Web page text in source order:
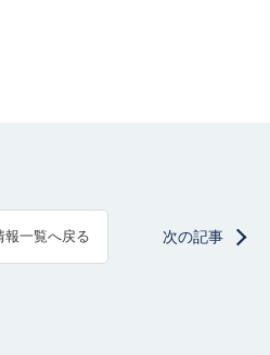
報一覧へ戻る 次の記事